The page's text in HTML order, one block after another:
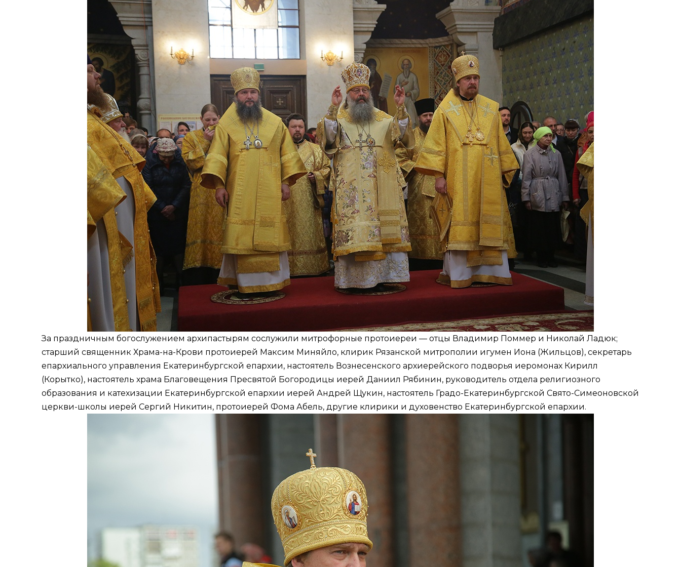
За праздничным богослужением архипастырям сослужили митрофорные протоиереи — отцы Владимир Поммер и Николай Ладюк;
старший священник Храма-на-Крови протоиерей Максим Миняйло, клирик Рязанской митрополии игумен Иона (Жильцов), секретарь
епархиального управления Екатеринбургской епархии, настоятель Вознесенского архиерейского подворья иеромонах Кирилл
(Корытко), настоятель храма Благовещения Пресвятой Богородицы иерей Даниил Рябинин, руководитель отдела религиозного
образования и катехизации Екатеринбургской епархии иерей Андрей Щукин, настоятель Градо-Екатеринбургской Свято-Симеоновской
церкви-школы иерей Сергий Никитин, протоиерей Фома Абель, другие клирики и духовенство Екатеринбургской епархии.